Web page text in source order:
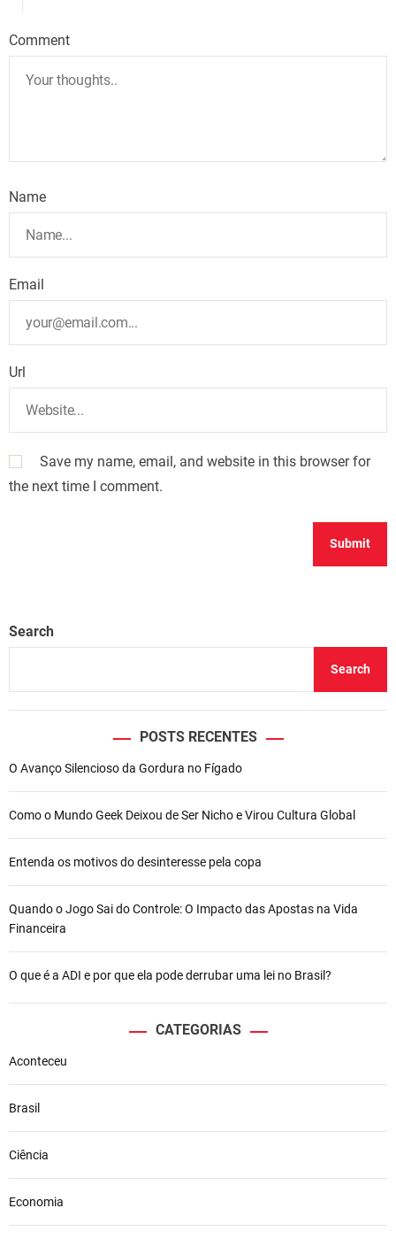
Comment
Name
Email
Url
Save my name, email, and website in this browser for
the next time I comment.
Search
Search
POSTS RECENTES
O Avanço Silencioso da Gordura no Fígado
Como o Mundo Geek Deixou de Ser Nicho e Virou Cultura Global
Entenda os motivos do desinteresse pela copa
Quando o Jogo Sai do Controle: O Impacto das Apostas na Vida
Financeira
O que é a ADI e por que ela pode derrubar uma lei no Brasil?
CATEGORIAS
Aconteceu
Brasil
Ciência
Economia